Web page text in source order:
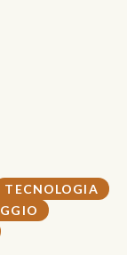
TECNOLOGIA